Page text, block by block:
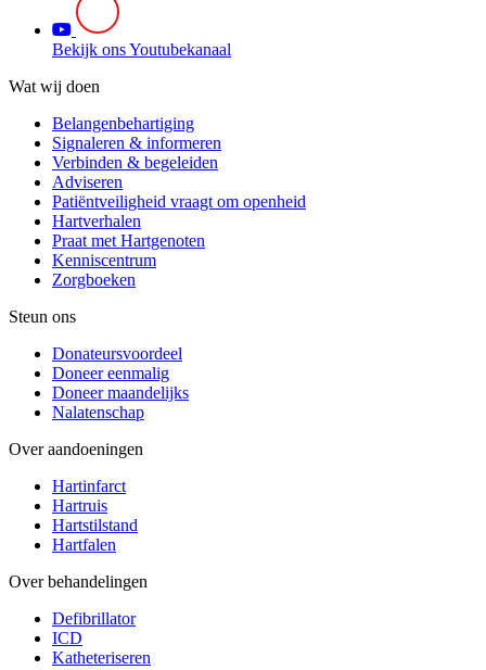
Bekijk ons Youtubekanaal
Wat wij doen
Belangenbehartiging
Signaleren & informeren
Verbinden & begeleiden
Adviseren
Patiëntveiligheid vraagt om openheid
Hartverhalen
Praat met Hartgenoten
Kenniscentrum
Zorgboeken
Steun ons
Donateursvoordeel
Doneer eenmalig
Doneer maandelijks
Nalatenschap
Over aandoeningen
Hartinfarct
Hartruis
Hartstilstand
Hartfalen
Over behandelingen
Defibrillator
ICD
Katheteriseren